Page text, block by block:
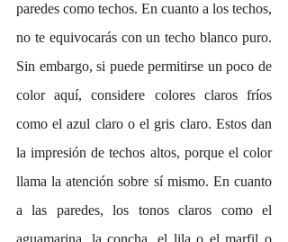
paredes como techos. En cuanto a los techos,
no te equivocarás con un techo blanco puro.
Sin embargo, si puede permitirse un poco de
color aquí, considere colores claros fríos
como el azul claro o el gris claro. Estos dan
la impresión de techos altos, porque el color
llama la atención sobre sí mismo. En cuanto
a las paredes, los tonos claros como el
aguamarina, la concha, el lila o el marfil o